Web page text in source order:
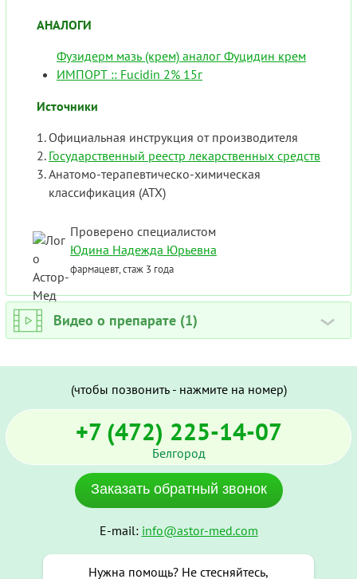
АНАЛОГИ
Фузидерм мазь (крем) аналог Фуцидин крем
ИМПОРТ :: Fucidin 2% 15г
Источники
Официальная инструкция от производителя
Государственный реестр лекарственных средств
Анатомо-терапевтическо-химическая
классификация (ATX)
Проверено специалистом
Юдина Надежда Юрьевна
фармацевт, стаж 3 года
Видео о препарате (1) ›
(чтобы позвонить - нажмите на номер)
+7 (472) 225-14-07
Белгород
Заказать обратный звонок
E-mail: info@astor-med.com
Нужна помощь? Не стесняйтесь,